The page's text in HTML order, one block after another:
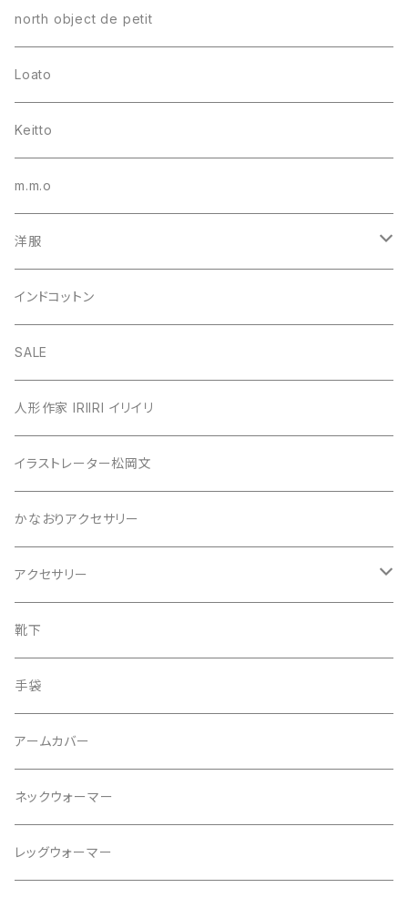
north object de petit
Loato
Keitto
m.m.o
洋服
シャツ・ブラウス
カーディガン
カットソー
チュニック
ニット
ベスト
ワンピース
スカート
タンクトップ
プルオーバー
パンツ
インドコットン
SALE
人形作家 IRIIRI イリイリ
イラストレーター松岡文
かなおりアクセサリー
アクセサリー
ピアス
イヤリング
ネックレス
ブレスレット
ブローチ
靴下
手袋
アームカバー
ネックウォーマー
レッグウォーマー